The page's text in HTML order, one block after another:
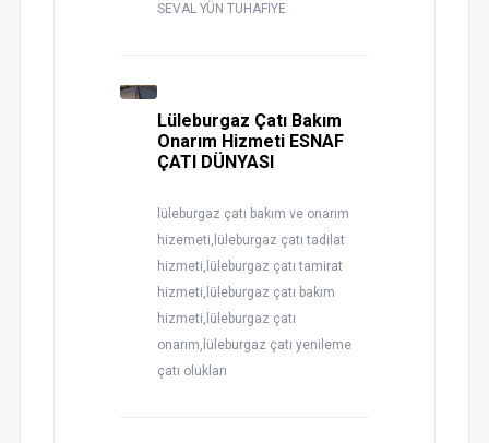
SEVAL YÜN TUHAFIYE
Lüleburgaz Çatı Bakım
Onarım Hizmeti ESNAF
ÇATI DÜNYASI
lüleburgaz çatı bakım ve onarım
hizemeti,lüleburgaz çatı tadilat
hizmeti,lüleburgaz çatı tamirat
hizmeti,lüleburgaz çatı bakım
hizmeti,lüleburgaz çatı
onarım,lüleburgaz çatı yenileme
çatı olukları